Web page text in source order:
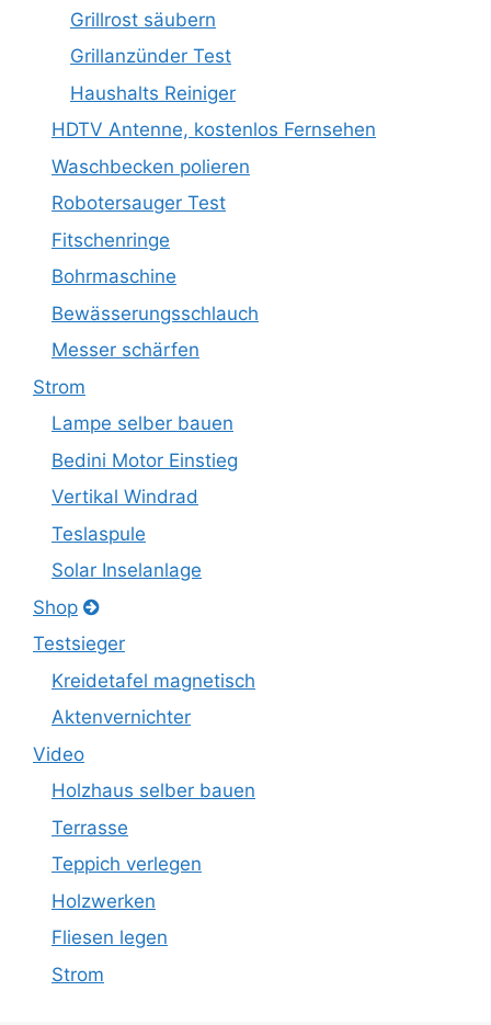
Grillrost säubern
Grillanzünder Test
Haushalts Reiniger
HDTV Antenne, kostenlos Fernsehen
Waschbecken polieren
Robotersauger Test
Fitschenringe
Bohrmaschine
Bewässerungsschlauch
Messer schärfen
Strom
Lampe selber bauen
Bedini Motor Einstieg
Vertikal Windrad
Teslaspule
Solar Inselanlage
Shop
Testsieger
Kreidetafel magnetisch
Aktenvernichter
Video
Holzhaus selber bauen
Terrasse
Teppich verlegen
Holzwerken
Fliesen legen
Strom